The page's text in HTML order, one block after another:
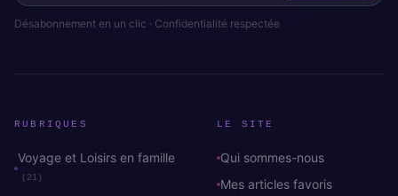
Désabonnement en un clic · Confidentialité respectée
RUBRIQUES
Voyage et Loisirs en famille
(21)
LE SITE
Qui sommes-nous
Mes articles favoris